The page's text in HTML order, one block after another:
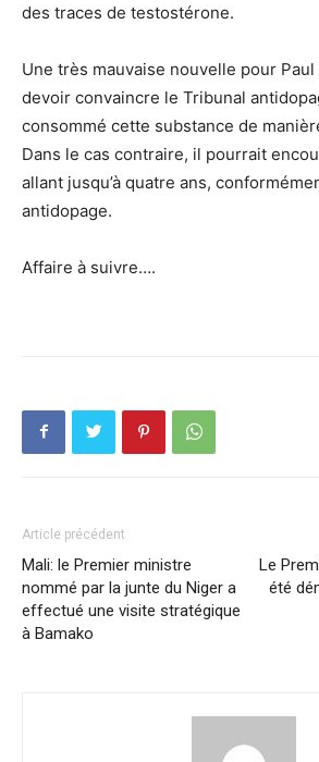
des traces de testostérone.
Une très mauvaise nouvelle pour Paul
devoir convaincre le Tribunal
consommé cette substance de
Dans le cas contraire, il pourrait
allant jusqu’à quatre ans,
antidopage.
Affaire à suivre….
Article précédent
Mali: le Premier ministre
nommé par la junte du Niger a
effectué une visite stratégique
à Bamako
Le
été